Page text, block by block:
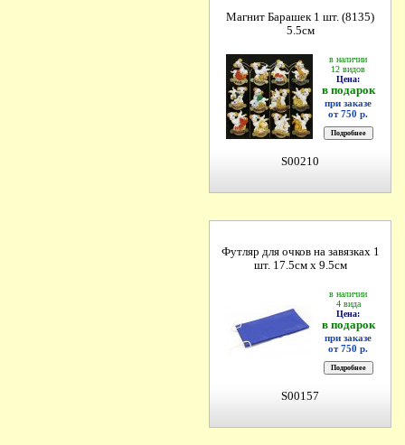
Магнит Барашек 1 шт. (8135)
5.5см
в наличии
12 видов
Цена:
в подарок
при заказе
от 750 р.
S00210
Футляр для очков на завязках 1
шт. 17.5см х 9.5см
в наличии
4 вида
Цена:
в подарок
при заказе
от 750 р.
S00157